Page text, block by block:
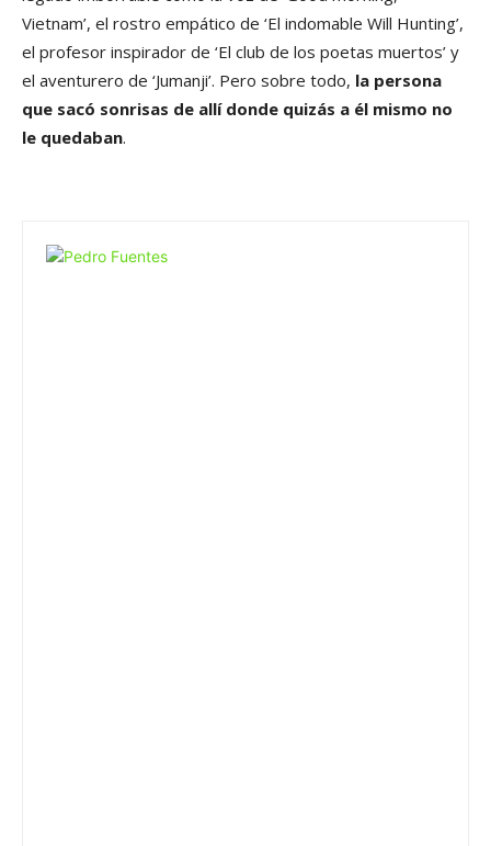
Vietnam’, el rostro empático de ‘El indomable Will Hunting’,
el profesor inspirador de ‘El club de los poetas muertos’ y
el aventurero de ‘Jumanji’. Pero sobre todo, la persona
que sacó sonrisas de allí donde quizás a él mismo no
le quedaban.